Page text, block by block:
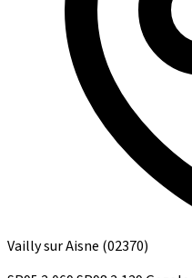
Vailly sur Aisne (02370)